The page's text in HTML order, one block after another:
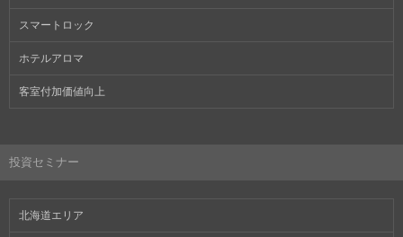
スマートロック
ホテルアロマ
客室付加価値向上
投資セミナー
北海道エリア